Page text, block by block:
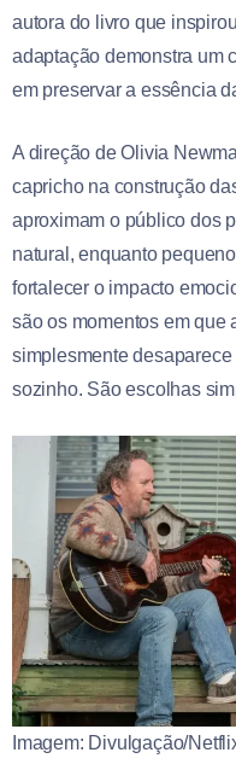
autora do livro que
adaptação demonstra um
em preservar a essência
A direção de Olivia
capricho na construção
aproximam o público dos
natural, enquanto
fortalecer o impacto
são os momentos em que
simplesmente
sozinho. São escolhas
Imagem: Divulgação/